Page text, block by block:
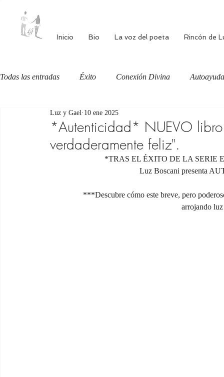
Inicio Bio La voz del poeta Rincón de
Todas las entradas Éxito Conexión Divina Autoayuda
Autoestima Alimentación consciente
*Autenticidad* NUEVO libro
verdaderamente feliz".
Luz y Gael 10 ene 2025
*TRAS EL ÉXITO DE LA SERIE
Luz Boscani presenta
***Descubre cómo este breve, pero
arrojando